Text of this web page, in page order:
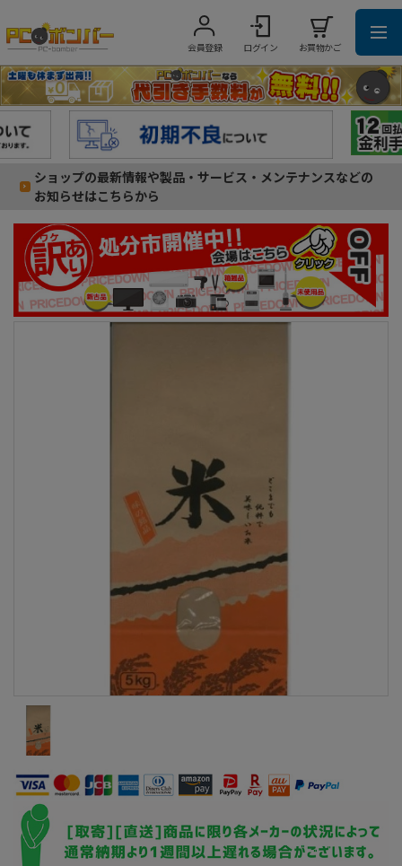
会員登録 ログイン お買物かご
ショップの最新情報や製品・サービス・メンテナンスなどの
お知らせはこちらから